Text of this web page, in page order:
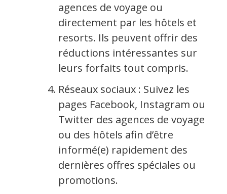
agences de voyage ou
directement par les hôtels et
resorts. Ils peuvent offrir des
réductions intéressantes sur
leurs forfaits tout compris.
Réseaux sociaux : Suivez les
pages Facebook, Instagram ou
Twitter des agences de voyage
ou des hôtels afin d’être
informé(e) rapidement des
dernières offres spéciales ou
promotions.